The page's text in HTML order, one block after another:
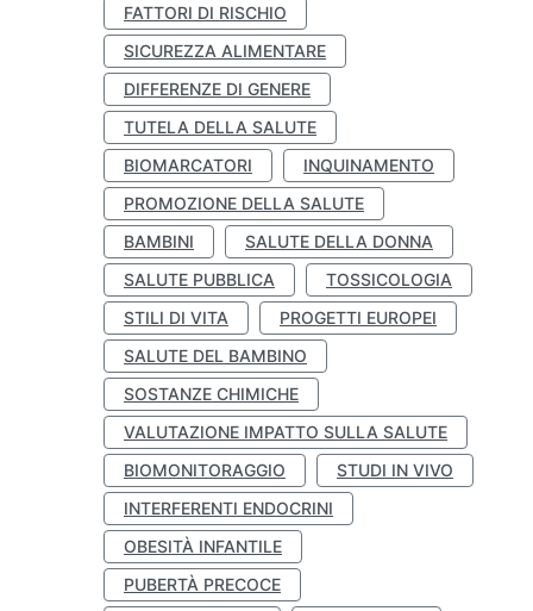
FATTORI DI RISCHIO
SICUREZZA ALIMENTARE
DIFFERENZE DI GENERE
TUTELA DELLA SALUTE
BIOMARCATORI
INQUINAMENTO
PROMOZIONE DELLA SALUTE
BAMBINI
SALUTE DELLA DONNA
SALUTE PUBBLICA
TOSSICOLOGIA
STILI DI VITA
PROGETTI EUROPEI
SALUTE DEL BAMBINO
SOSTANZE CHIMICHE
VALUTAZIONE IMPATTO SULLA SALUTE
BIOMONITORAGGIO
STUDI IN VIVO
INTERFERENTI ENDOCRINI
OBESITÀ INFANTILE
PUBERTÀ PRECOCE